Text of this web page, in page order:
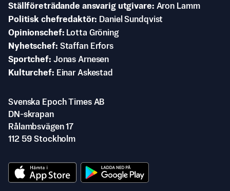
Ställföreträdande ansvarig utgivare Aron Lamm
Politisk chefredaktör
Daniel Sundqvist
Opinionschef
Lotta Gröning
Nyhetschef Staffan Erfors
Sportchef Jonas Arnesen
Kulturchef
Einar Askestad
Svenska Epoch Times AB
DN-skrapan
Rålambsvägen 17
112 59 Stockholm